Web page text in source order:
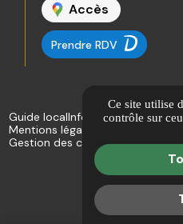
Accès
Prendre RDV
Guide localInformations
Mentions légales
Gestion des cookies
Ce site utilise
contrôle sur